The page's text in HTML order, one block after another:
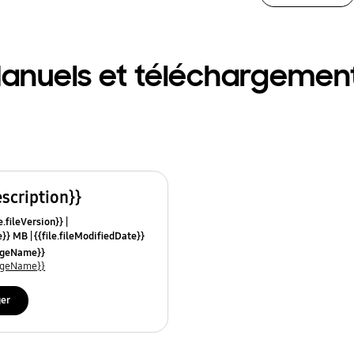
et
MB {{file.fileModifiedDate}}